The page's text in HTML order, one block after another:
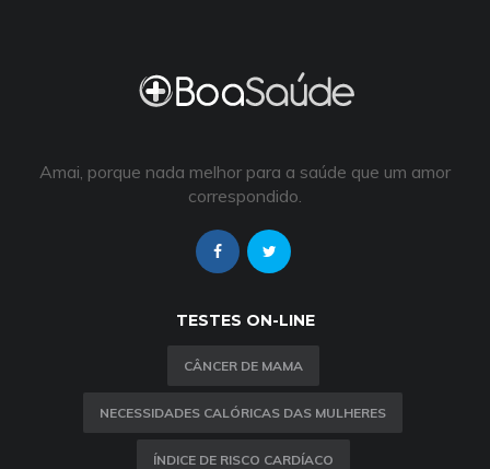
Amai, porque nada melhor para a saúde que um amor
correspondido.
TESTES ON-LINE
CÂNCER DE MAMA
NECESSIDADES CALÓRICAS DAS MULHERES
ÍNDICE DE RISCO CARDÍACO